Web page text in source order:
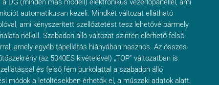
DG (minden más modell) elektronikus vezérlőpanellel, ami
automatikusan kezeli. Mindkét változat ellátható
ami kényszerített szellőztetést tesz lehetővé bármely
nélkül. Szabadon álló változat szintén elérhető felső
amely egyéb tápellátás hiányában hasznos. Az összes
(az 5040ES kivételével) „TOP” változatban is
és felső fém burkolattal a szabadon álló
módok a letöltésekben érhetők el, a műszaki adatok alatt.